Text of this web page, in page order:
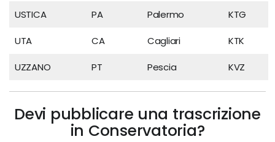
USTICA PA Palermo KTG
UTA CA Cagliari KTK
UZZANO PT Pescia KVZ
Devi pubblicare una trascrizione
in Conservatoria?